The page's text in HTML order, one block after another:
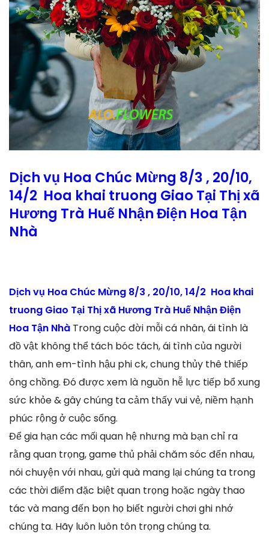
Dịch vụ Hoa Chúc Mừng 8/3 , 20/10,
14/2 Hoa khai truong Giao Tại Thị xã
Hương Trà Huế Nhận Điện Hoa Tận
Nhà
Dịch vụ Hoa Chúc Mừng 8/3 , 20/10, 14/2 Hoa khai
truong Giao Tại Thị xã Hương Trà Huế Nhận Điện
Hoa Tận Nhà Trong cuộc đời mỗi cá nhân, ái tình là
đồ vật không thể tách bóc tách, ái tình của người
thân, anh em-tình hậu phi ck, chung thủy thê thiếp
ông chồng. Đó được xem là nguồn hễ lực tiếp bổ xung
sức khỏe & gây chúng ta cảm thấy vui vẻ, niềm hạnh
phúc rộng ở cuộc sống.
Để gia hạn các mối quan hệ nhưng mà bạn chỉ ra
rằng quan trọng, game thủ phải chăm sóc đến nhau,
nói chuyện với nhau, gửi quà mang lại chúng ta trong
các thời điểm đặc biệt quan trọng hoặc ngày thao
tác và mang đến bọn họ biết người chơi ghi nhớ
chúng ta. Hãy luôn luôn tôn trọng chúng ta.